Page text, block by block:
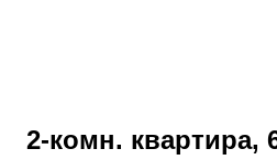
2-комн. квартира,